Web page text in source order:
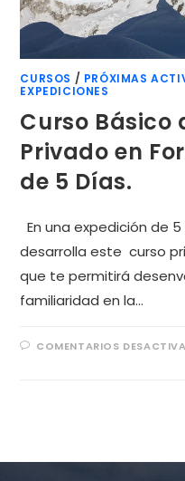
CURSOS / PRÓXIMAS
EXPEDICIONES
Curso Básico
Privado en
de 5 Días.
En una expedición de
desarrolla este curso
que te permitirá
familiaridad en la…
COMENTARIOS